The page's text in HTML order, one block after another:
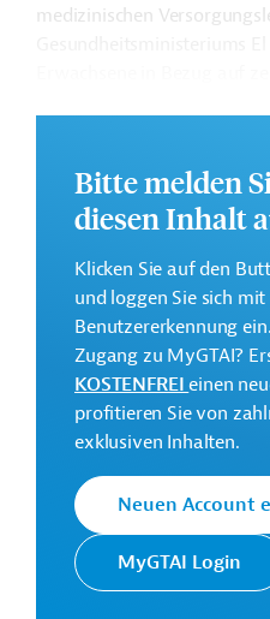
medizinischen
werden.
Weitere Informationen zu
Entwicklungsprojekt
.
GTAI informiert über dieIDB
und praktische Hinweise
Geberbeitrag:
100 Millionen US-Dollar
Kontaktadresse
Bitte melden
diesen Inhalt
Klicken Sie auf den
und loggen Sie sich
Benutzererkennung
Zugang zu MyGTAI?
KOSTENFREIeinen
profitieren Sie von
exklusiven Inhalten.
Neuen Account
MyGTAI Login